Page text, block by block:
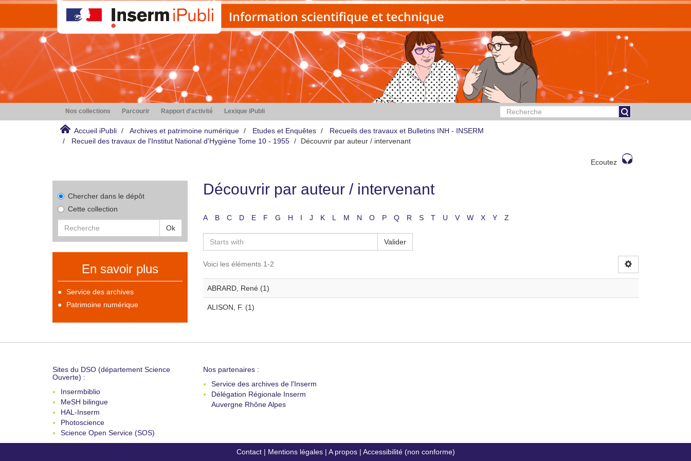
Nos collections Parcourir Rapport d'activité Lexique iPubli
Accueil iPubli Archives et patrimoine numérique Etudes et Enquêtes
Recueils des travaux et Bulletins INH - INSERM
Recueil des travaux de l'Institut National d'Hygiène Tome 10 - 1955
Découvrir par auteur / intervenant
Ecoutez
Chercher dans le dépôt
Cette collection
Ok
En savoir plus
Service des archives
Patrimoine numérique
Découvrir par auteur / intervenant
A B C D E F G H I J K L M N O P Q R S T U V W X Y Z
Valider
Voici les éléments 1-2
ABRARD, René (1)
ALISON, F. (1)
Sites du DSO (département Science
Ouverte) :
Insermbiblio
MeSH bilingue
HAL-Inserm
Photoscience
Science Open Service (SOS)
Nos partenaires :
Service des archives de l'Inserm
Délégation Régionale Inserm
Auvergne Rhône Alpes
Contact| Mentions légales| A propos| Accessibilité (non conforme)